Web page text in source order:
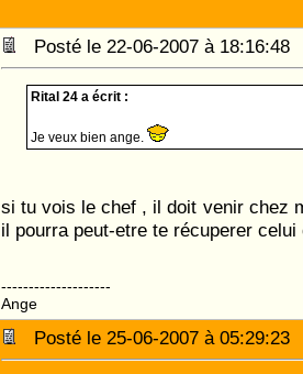
Posté le 22-06-2007 à
Rital 24 a écrit :
Je veux bien ange.
si tu vois le chef , il doit venir chez
il pourra peut-etre te récuperer
--------------------
Ange
Posté le 25-06-2007 à